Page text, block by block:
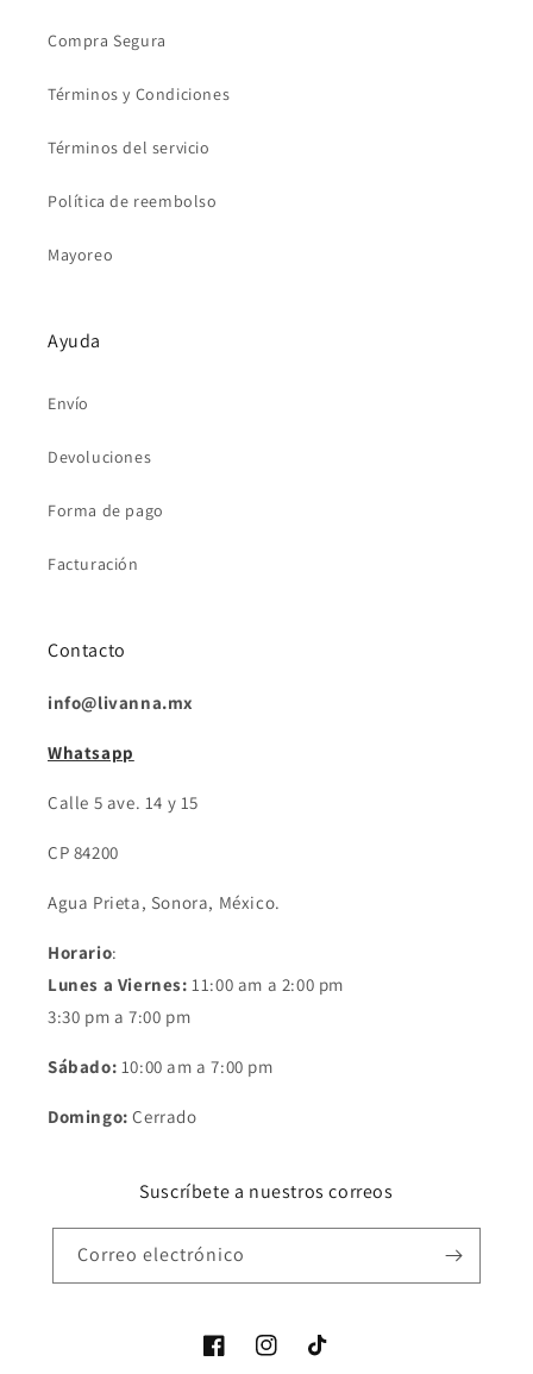
Compra Segura
Términos y Condiciones
Términos del servicio
Política de reembolso
Mayoreo
Ayuda
Envío
Devoluciones
Forma de pago
Facturación
Contacto
info@livanna.mx
Whatsapp
Calle 5 ave. 14 y 15
CP 84200
Agua Prieta, Sonora, México.
Horario:
Lunes a Viernes: 11:00 am a 2:00 pm
3:30 pm a 7:00 pm
Sábado: 10:00 am a 7:00 pm
Domingo: Cerrado
Suscríbete a nuestros correos
Correo electrónico
FacebookInstagramTikTok